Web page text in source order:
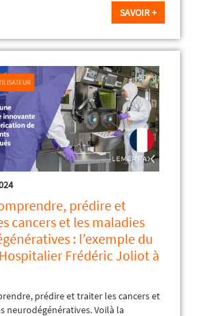
SAVOIR +
prédire et
cancers et les maladies
: l’exemple du
Frédéric Joliot à
prédire et traiter les cancers et
neurodégénératives. Voilà la